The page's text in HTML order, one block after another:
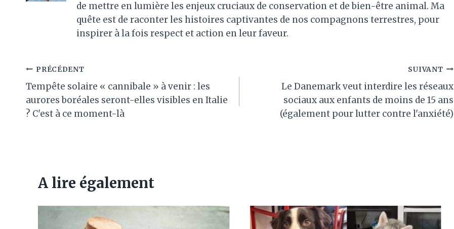
de mettre en lumière les enjeux cruciaux de conservation et de bien-être animal. Ma
quête est de raconter les histoires captivantes de nos compagnons terrestres, pour
inspirer à la fois respect et action en leur faveur.
Navigation
de
l’article
PRÉCÉDENT
Tempête solaire « cannibale » à venir : les
aurores boréales seront-elles visibles en Italie
? C'est à ce moment-là
SUIVANT
Le Danemark veut interdire les réseaux
sociaux aux enfants de moins de 15 ans
(également pour lutter contre l'anxiété)
A lire également